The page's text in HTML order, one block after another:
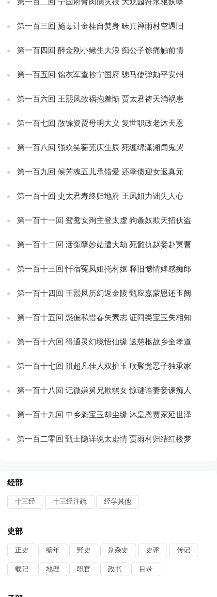
第一百二回 宁国府骨肉病灾祲 大观园符水驱妖孽
第一百三回 施毒计金桂自焚身 昧真禅雨村空遇旧
第一百四回 醉金刚小鳅生大浪 痴公子馀痛触前情
第一百五回 锦衣军查抄宁国府 骢马使弹劾平安州
第一百六回 王熙凤致祸抱羞惭 贾太君祷天消祸患
第一百七回 散馀资贾母明大义 复世职政老沐天恩
第一百八回 强欢笑蘅芜庆生辰 死缠绵潇湘闻鬼哭
第一百九回 候芳魂五儿承错爱 还孽债迎女返真元
第一百十回 史太君寿终归地府 王凤姐力诎失人心
第一百十一回 鸳鸯女殉主登太虚 狗彘奴欺天招伙盗
第一百十二回 活冤孽妙姑遭大劫 死雠仇赵妾赴冥曹
第一百十三回 忏宿冤凤姐托村妪 释旧憾情婢感痴郎
第一百十四回 王熙凤历幻返金陵 甄应嘉蒙恩还玉阙
第一百十五回 惑偏私惜春矢素志 证同类宝玉失相知
第一百十六回 得通灵幻境悟仙缘 送慈柩故乡全孝道
第一百十七回 阻超凡佳人双护玉 欣聚党恶子独承家
第一百十八回 记微嫌舅兄欺弱女 惊谜语妻妾谏痴人
第一百十九回 中乡魁宝玉却尘缘 沐皇恩贾家延世泽
第一百二零回 甄士隐详说太虚情 贾雨村归结红楼梦
经部
十三经 十三经注疏 经学其他
史部
正史 编年 野史 别杂史 史评 传记
载记 地理 职官 政书 目录